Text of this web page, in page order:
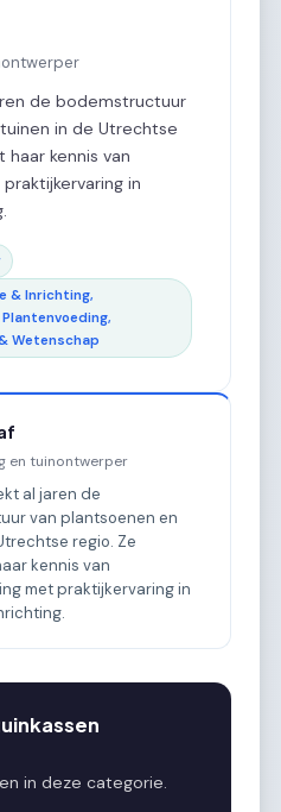
de bodemstructuur
in de Utrechtse
kennis van
in
& Inrichting,
Wetenschap
en tuinontwerper
al jaren de
van plantsoenen en
regio. Ze
kennis van
met praktijkervaring in
in deze categorie.